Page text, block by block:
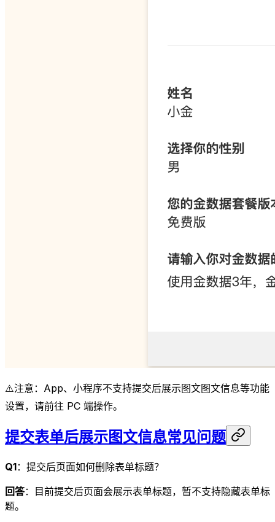
⚠️注意：App、小程序不支持提交后展示图文图文信息等功能
设置，请前往 PC 端操作。
提交表单后展示图文信息常见问题
Q1：提交后页面如何删除表单标题？
回答：目前提交后页面会展示表单标题，暂不支持隐藏表单标
题。